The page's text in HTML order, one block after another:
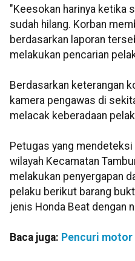
"Keesokan harinya ketika
sudah hilang. Korban
berdasarkan laporan
melakukan pencarian
Berdasarkan keterangan
kamera pengawas di
melacak keberadaan
Petugas yang
wilayah Kecamatan
melakukan penyergapan
pelaku berikut barang
jenis Honda Beat dengan
Baca juga: Pencuri motor